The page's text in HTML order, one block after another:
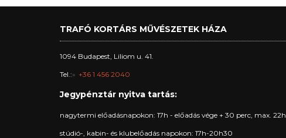
TRAFÓ KORTÁRS MŰVÉSZETEK HÁZA
1094 Budapest, Liliom u. 41.
Tel.: +36 1 456 2040
Jegypénztár nyitva tartás:
nagytermi előadásnapokon: 17h - előadás vége + 30 perc, max. 22h
stúdió-, kabin- és klubelőadás napokon: 17h-20h30